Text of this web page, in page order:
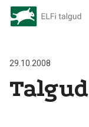
29.10.2008